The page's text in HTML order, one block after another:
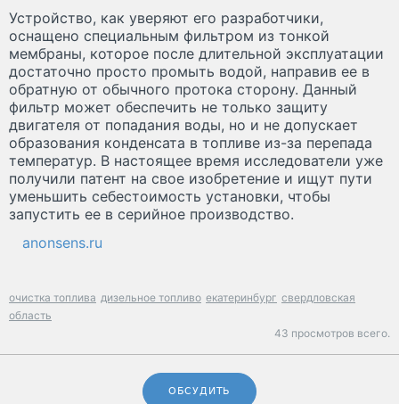
Устройство, как уверяют его разработчики,
оснащено специальным фильтром из тонкой
мембраны, которое после длительной эксплуатации
достаточно просто промыть водой, направив ее в
обратную от обычного протока сторону. Данный
фильтр может обеспечить не только защиту
двигателя от попадания воды, но и не допускает
образования конденсата в топливе из-за перепада
температур. В настоящее время исследователи уже
получили патент на свое изобретение и ищут пути
уменьшить себестоимость установки, чтобы
запустить ее в серийное производство.
anonsens.ru
очистка топлива дизельное топливо екатеринбург свердловская
область
43 просмотров всего.
ОБСУДИТЬ